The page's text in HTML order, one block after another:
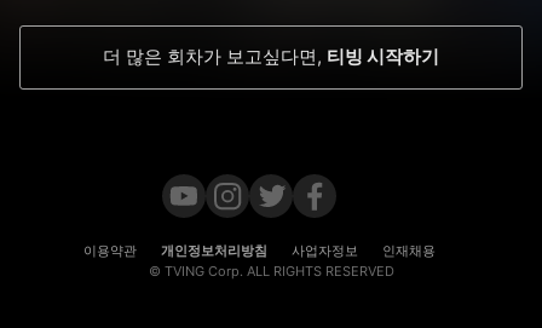
‘초보 선장’ 참바다씨
‘베테랑 막내’ 호주니까지!
드넓은 바다가 내어주는 신선한 해산물과
섬의 아름다운 풍광을 배경으로,
소박하지만 알찬 밥상과 함께
그 다섯 번째 이야기가 찾아옵니다.
더 많은 회차가 보고싶다면, 티빙 시작하기
이용약관 개인정보처리방침 사업자정보
인재채용
© TVING Corp. ALL RIGHTS RESERVED